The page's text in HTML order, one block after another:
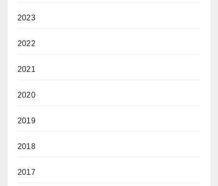
2023
2022
2021
2020
2019
2018
2017